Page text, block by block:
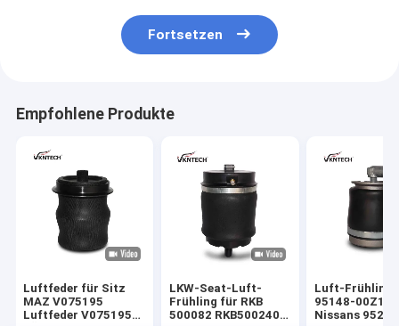
Fortsetzen
Empfohlene Produkte
Luftfeder für Sitz
MAZ V075195
Luftfeder V075195
LKW-Seat-Luft-
Frühling für RKB
500082 RKB500240
Luft-Frühling
95148-00Z11
Nissans